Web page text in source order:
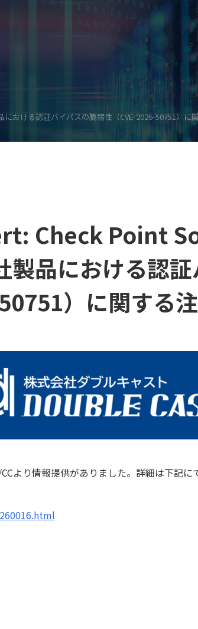
おける認証バイパスの脆弱性（CVE-2026-50751）に
Check Point
品における認証
）に関する
より情報提供がありました。詳細は下記に